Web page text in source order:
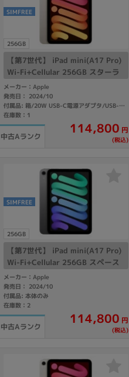
256GB
SIMFREE
【第7世代】 iPad mini(A17 Pro)
Wi-Fi+Cellular 256GB スターラ
イト MXPX3J/A A2995 【docom
o版SIMフリー】
メーカー：Apple
発売日： 2024/10
付属品: 箱/20W USB-C電源アダプタ/USB-C充電ケーブル(1m)/マニュアル
在庫数：1
中古Aランク
114,800 円
(税込)
256GB
SIMFREE
【第7世代】 iPad mini(A17 Pro)
Wi-Fi+Cellular 256GB スペース
グレイ MXPT3J/A A2995 【国内
版SIMフリー】
メーカー：Apple
発売日： 2024/10
付属品: 本体のみ
在庫数：2
中古Aランク
114,800 円
(税込)
発売日
年
年